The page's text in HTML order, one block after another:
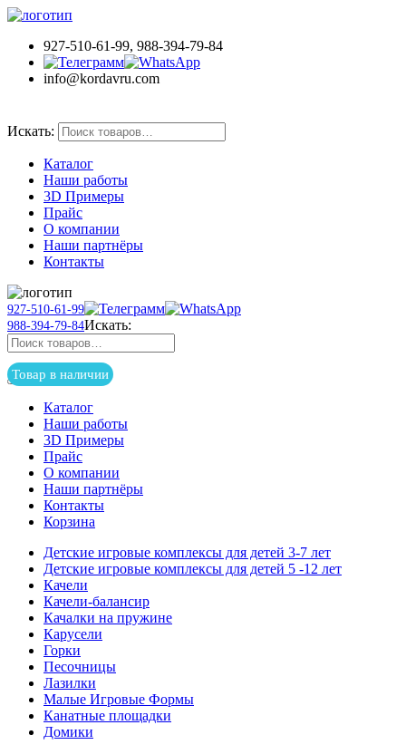
927-510-61-99, 988-394-79-84
info@kordavru.com
Искать:
Каталог
Наши работы
3D Примеры
Прайс
О компании
Наши партнёры
Контакты
927-510-61-99
988-394-79-84Искать:
Товар в наличии
Каталог
Наши работы
3D Примеры
Прайс
О компании
Наши партнёры
Контакты
Корзина
Детские игровые комплексы для детей 3-7 лет
Детские игровые комплексы для детей 5 -12 лет
Качели
Качели-балансир
Качалки на пружине
Карусели
Горки
Песочницы
Лазилки
Малые Игровые Формы
Канатные площадки
Домики